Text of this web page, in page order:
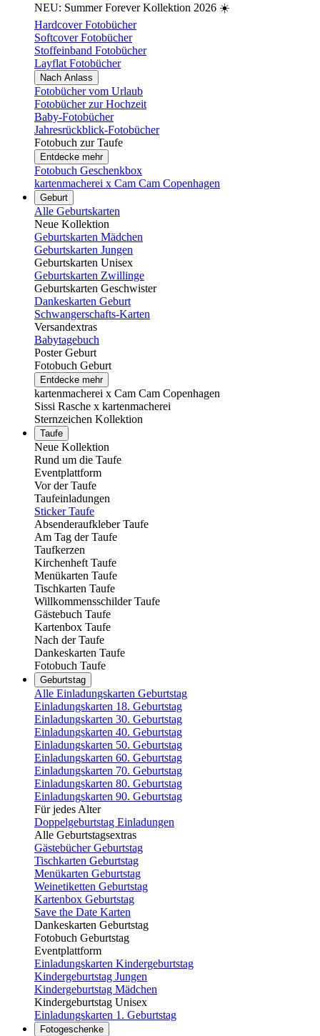
NEU: Summer Forever Kollektion 2026 ☀️
Hardcover Fotobücher
Softcover Fotobücher
Stoffeinband Fotobücher
Layflat Fotobücher
Nach Anlass
Fotobücher vom Urlaub
Fotobücher zur Hochzeit
Baby-Fotobücher
Jahresrückblick-Fotobücher
Fotobuch zur Taufe
Entdecke mehr
Fotobuch Geschenkbox
kartenmacherei x Cam Cam Copenhagen
Geburt
Alle Geburtskarten
Neue Kollektion
Geburtskarten Mädchen
Geburtskarten Jungen
Geburtskarten Unisex
Geburtskarten Zwillinge
Geburtskarten Geschwister
Dankeskarten Geburt
Schwangerschafts-Karten
Versandextras
Babytagebuch
Poster Geburt
Fotobuch Geburt
Entdecke mehr
kartenmacherei x Cam Cam Copenhagen
Sissi Rasche x kartenmacherei
Sternzeichen Kollektion
Taufe
Neue Kollektion
Rund um die Taufe
Eventplattform
Vor der Taufe
Taufeinladungen
Sticker Taufe
Absenderaufkleber Taufe
Am Tag der Taufe
Taufkerzen
Kirchenheft Taufe
Menükarten Taufe
Tischkarten Taufe
Willkommensschilder Taufe
Gästebuch Taufe
Kartenbox Taufe
Nach der Taufe
Dankeskarten Taufe
Fotobuch Taufe
Geburtstag
Alle Einladungskarten Geburtstag
Einladungskarten 18. Geburtstag
Einladungskarten 30. Geburtstag
Einladungskarten 40. Geburtstag
Einladungskarten 50. Geburtstag
Einladungskarten 60. Geburtstag
Einladungskarten 70. Geburtstag
Einladungskarten 80. Geburtstag
Einladungskarten 90. Geburtstag
Für jedes Alter
Doppelgeburtstag Einladungen
Alle Geburtstagsextras
Gästebücher Geburtstag
Tischkarten Geburtstag
Menükarten Geburtstag
Weinetiketten Geburtstag
Kartenbox Geburtstag
Save the Date Karten
Dankeskarten Geburtstag
Fotobuch Geburtstag
Eventplattform
Einladungskarten Kindergeburtstag
Kindergeburtstag Jungen
Kindergeburtstag Mädchen
Kindergeburtstag Unisex
Einladungskarten 1. Geburtstag
Fotogeschenke